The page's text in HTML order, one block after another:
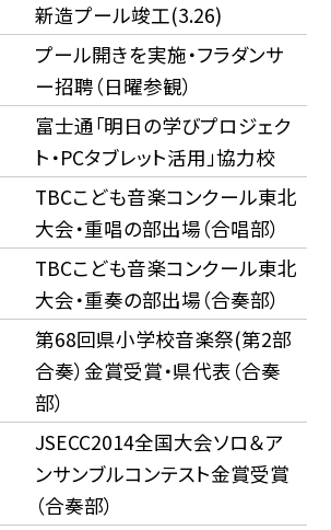
新造プール竣工(3.26)
プール開きを実施・フラダンサ
ー招聘（日曜参観）
富士通「明日の学びプロジェク
ト・PCタブレット活用」協力校
TBCこども音楽コンクール東北
大会・重唱の部出場（合唱部）
TBCこども音楽コンクール東北
大会・重奏の部出場（合奏部）
第68回県小学校音楽祭(第2部
合奏）金賞受賞・県代表（合奏
部）
JSECC2014全国大会ソロ＆ア
ンサンブルコンテスト金賞受賞
（合奏部）